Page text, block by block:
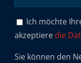
Ich möchte
akzeptiere die
Sie können den